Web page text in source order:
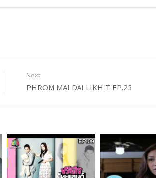
Next
PHROM MAI DAI LIKHIT EP.25